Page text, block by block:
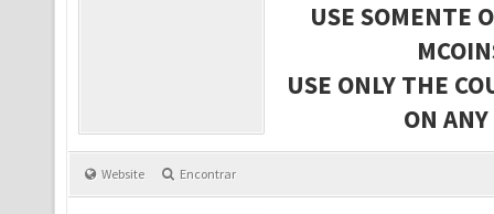
USE SOMENTE
USE ONLY THE
ON
Website Encontrar